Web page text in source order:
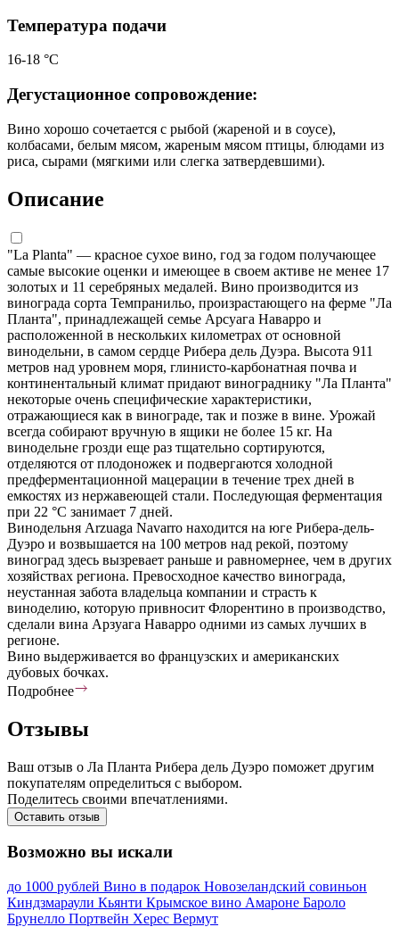
Температура подачи
16-18 °С
Дегустационное сопровождение:
Вино хорошо сочетается с рыбой (жареной и в соусе),
колбасами, белым мясом, жареным мясом птицы, блюдами из
риса, сырами (мягкими или слегка затвердевшими).
Описание
"La Planta" — красное сухое вино, год за годом получающее
самые высокие оценки и имеющее в своем активе не менее 17
золотых и 11 серебряных медалей. Вино производится из
винограда сорта Темпранильо, произрастающего на ферме "Ла
Планта", принадлежащей семье Арсуага Наварро и
расположенной в нескольких километрах от основной
винодельни, в самом сердце Рибера дель Дуэра. Высота 911
метров над уровнем моря, глинисто-карбонатная почва и
континентальный климат придают винограднику "Ла Планта"
некоторые очень специфические характеристики,
отражающиеся как в винограде, так и позже в вине. Урожай
всегда собирают вручную в ящики не более 15 кг. На
винодельне грозди еще раз тщательно сортируются,
отделяются от плодоножек и подвергаются холодной
предферментационной мацерации в течение трех дней в
емкостях из нержавеющей стали. Последующая ферментация
при 22 °C занимает 7 дней.
Винодельня Arzuaga Navarro находится на юге Рибера-дель-
Дуэро и возвышается на 100 метров над рекой, поэтому
виноград здесь вызревает раньше и равномернее, чем в других
хозяйствах региона. Превосходное качество винограда,
неустанная забота владельца компании и страсть к
виноделию, которую привносит Флорентино в производство,
сделали вина Арзуага Наварро одними из самых лучших в
регионе.
Вино выдерживается во французских и американских
дубовых бочках.
Подробнее
Отзывы
Ваш отзыв о Ла Планта Рибера дель Дуэро поможет другим
покупателям определиться с выбором.
Поделитесь своими впечатлениями.
Оставить отзыв
Возможно вы искали
до 1000 рублей Вино в подарок Новозеландский совиньон
Киндзмараули Кьянти Крымское вино Амароне Бароло
Брунелло Портвейн Херес Вермут